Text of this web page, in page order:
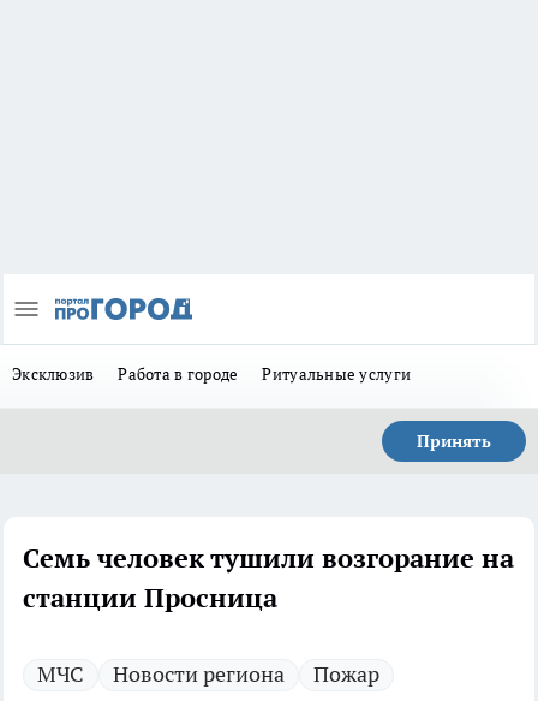
Эксклюзив Работа в городе Ритуальные услуги
Принять
Семь человек тушили возгорание на
станции Просница
МЧС Новости региона Пожар